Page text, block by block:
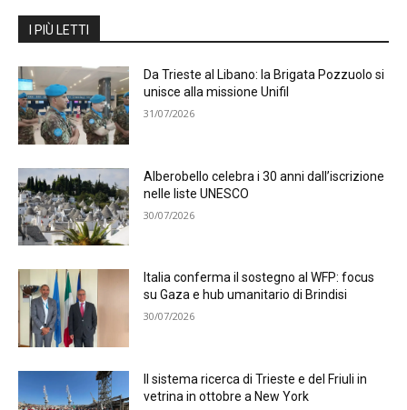
I PIÙ LETTI
Da Trieste al Libano: la Brigata Pozzuolo si
unisce alla missione Unifil
31/07/2026
Alberobello celebra i 30 anni dall’iscrizione
nelle liste UNESCO
30/07/2026
Italia conferma il sostegno al WFP: focus
su Gaza e hub umanitario di Brindisi
30/07/2026
Il sistema ricerca di Trieste e del Friuli in
vetrina in ottobre a New York